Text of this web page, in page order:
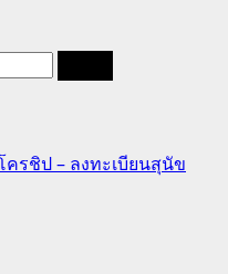
ครชิป – ลงทะเบียนสุนัข